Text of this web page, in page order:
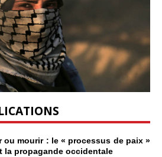
ou mourir : le « processus de paix »
la propagande occidentale